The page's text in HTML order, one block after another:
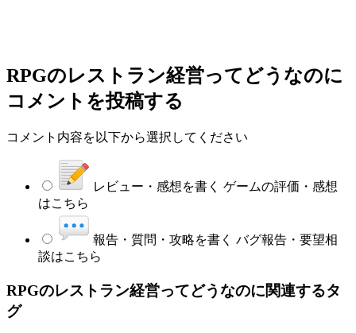
RPGのレストラン経営ってどうなのに
コメントを投稿する
コメント内容を以下から選択してください
レビュー・感想を書く ゲームの評価・感想
はこちら
報告・質問・攻略を書く バグ報告・要望相
談はこちら
RPGのレストラン経営ってどうなのに関連するタ
グ